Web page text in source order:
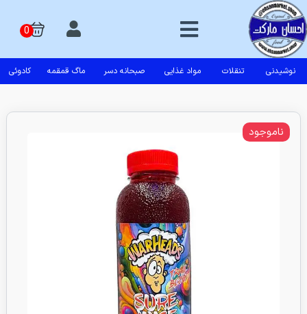
نوشیدنی تنقلات مواد غذایی صبحانه دسر ماگ قمقمه کادوئی
ناموجود